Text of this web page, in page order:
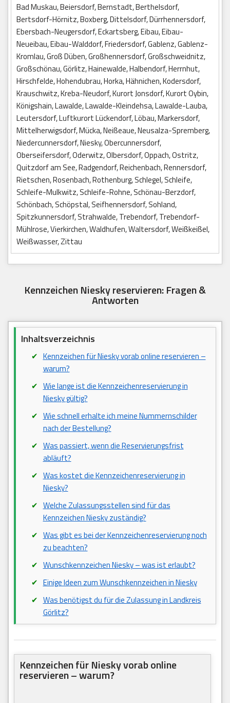
Bad Muskau, Beiersdorf, Bernstadt, Berthelsdorf,
Bertsdorf-Hörnitz, Boxberg, Dittelsdorf, Dürrhennersdorf,
Ebersbach-Neugersdorf, Eckartsberg, Eibau, Eibau-
Neueibau, Eibau-Walddorf, Friedersdorf, Gablenz, Gablenz-
Kromlau, Groß Düben, Großhennersdorf, Großschweidnitz,
Großschönau, Görlitz, Hainewalde, Halbendorf, Herrnhut,
Hirschfelde, Hohendubrau, Horka, Hähnichen, Kodersdorf,
Krauschwitz, Kreba-Neudorf, Kurort Jonsdorf, Kurort Oybin,
Königshain, Lawalde, Lawalde-Kleindehsa, Lawalde-Lauba,
Leutersdorf, Luftkurort Lückendorf, Löbau, Markersdorf,
Mittelherwigsdorf, Mücka, Neißeaue, Neusalza-Spremberg,
Niedercunnersdorf, Niesky, Obercunnersdorf,
Oberseifersdorf, Oderwitz, Olbersdorf, Oppach, Ostritz,
Quitzdorf am See, Radgendorf, Reichenbach, Rennersdorf,
Rietschen, Rosenbach, Rothenburg, Schlegel, Schleife,
Schleife-Mulkwitz, Schleife-Rohne, Schönau-Berzdorf,
Schönbach, Schöpstal, Seifhennersdorf, Sohland,
Spitzkunnersdorf, Strahwalde, Trebendorf, Trebendorf-
Mühlrose, Vierkirchen, Waldhufen, Waltersdorf, Weißkeißel,
Weißwasser, Zittau
Kennzeichen Niesky reservieren: Fragen &
Antworten
Inhaltsverzeichnis
Kennzeichen für Niesky vorab online reservieren –
warum?
Wie lange ist die Kennzeichenreservierung in
Niesky gültig?
Wie schnell erhalte ich meine Nummernschilder
nach der Bestellung?
Was passiert, wenn die Reservierungsfrist
abläuft?
Was kostet die Kennzeichenreservierung in
Niesky?
Welche Zulassungsstellen sind für das
Kennzeichen Niesky zuständig?
Was gibt es bei der Kennzeichenreservierung noch
zu beachten?
Wunschkennzeichen Niesky – was ist erlaubt?
Einige Ideen zum Wunschkennzeichen in Niesky
Was benötigst du für die Zulassung in Landkreis
Görlitz?
Kennzeichen für Niesky vorab online
reservieren – warum?